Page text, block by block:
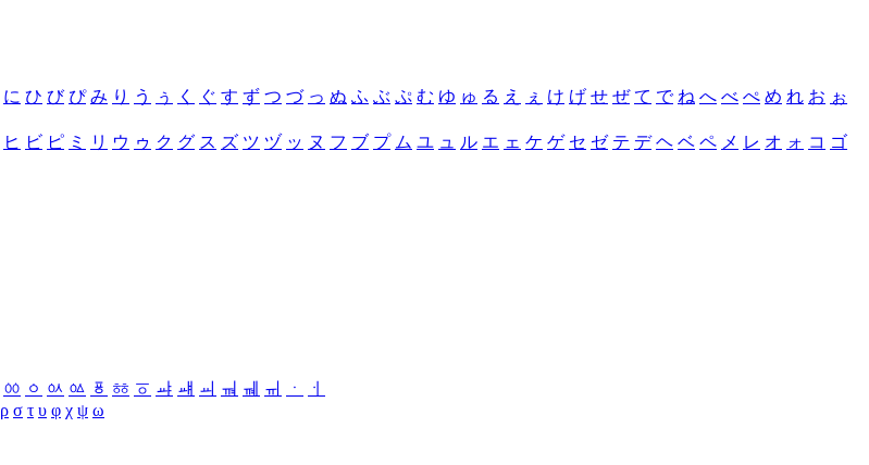
に ひ び ぴ み り う ぅ く ぐ す ず つ づ っ ぬ ふ ぶ ぷ む ゆ ゅ る え ぇ け げ せ ぜ て で ね へ べ ぺ め れ お ぉ
ヒ ビ ピ ミ リ ウ ゥ ク グ ス ズ ツ ヅ ッ ヌ フ ブ プ ム ユ ュ ル エ ェ ケ ゲ セ ゼ テ デ ヘ ベ ペ メ レ オ ォ コ ゴ
ㆀ ㆁ ㆂ ㆃ ㆄ ㆅ ㆆ ㆇ ㆈ ㆉ ㆊ ㆋ ㆌ ㆍ
ㆎ
ρ σ τ υ φ χ ψ ω